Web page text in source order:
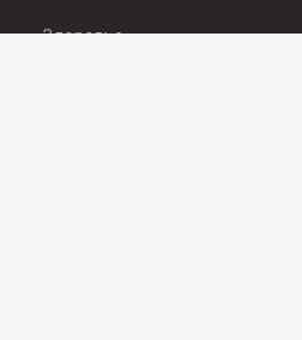
Здоровье